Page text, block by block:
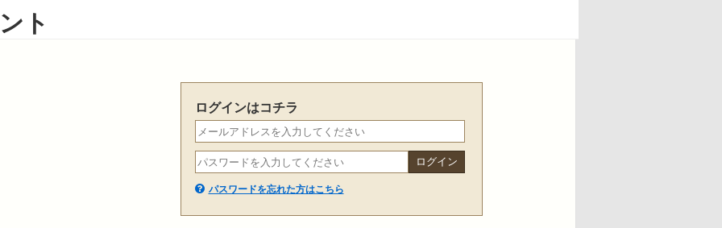
ト
ログインはコチラ
パスワードを忘れた方はこちら